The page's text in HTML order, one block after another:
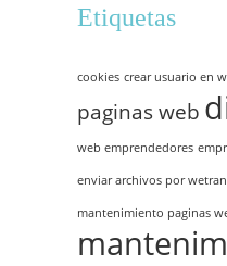
Etiquetas
cookies crear usuario en
paginas web
web emprendedores
enviar archivos por
mantenimiento paginas